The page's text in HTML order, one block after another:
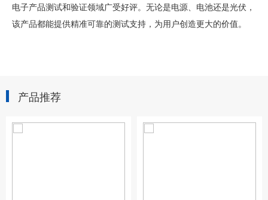
电子产品测试和验证领域广受好评。无论是电源、电池还是光伏，
该产品都能提供精准可靠的测试支持，为用户创造更大的价值。
产品推荐